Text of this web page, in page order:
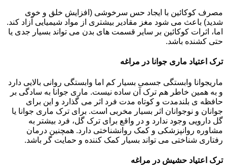
مصرف کوکائین با ایجاد حس سرخوشی (افزایش خلق و خوی
شدید) باعث می شود مغز مقادیر بیشتری از مواد شیمیایی آزاد کند.
اما، اثرات کوکائین بر سایر قسمت های بدن می تواند بسیار جدی یا
حتی کشنده باشد.
ترک اعتیاد ماری جوانا در مراغه
ماریجوانا وابستگی جسمی بسیار کم اما وابستگی روانی بالایی دارد
و به همین خاطر هم ترک آن ساده نیست. ماری جوانا به سادگی بر
حافظه ی بلندمدت و کوتاه مدت فرد اثر می گذارد و این برای
جوانان و نوجوانان اثر بسیار مخربی است. برای ترک ماری جوانا یا
گل دارویی وجود ندارد و در واقع برای ترک گل، فرد بیشتر به
مشاوره روانپزشکی و کمک روانشناختی دارد. همچنین درمان
رفتاری شناختی می تواند بسیار کمک کننده و حمایت گر باشد.
ترک اعتیاد حشیش در مراغه